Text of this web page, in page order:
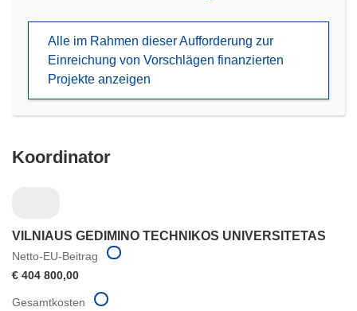
Fenster)
Alle im Rahmen dieser Aufforderung zur
Einreichung von Vorschlägen finanzierten
Projekte anzeigen
Koordinator
VILNIAUS GEDIMINO TECHNIKOS UNIVERSITETAS
Netto-EU-Beitrag
€ 404 800,00
Gesamtkosten